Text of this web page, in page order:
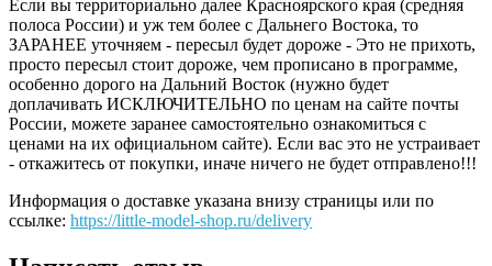
Если вы территориально далее Красноярского края (средняя
полоса России) и уж тем более с Дальнего Востока, то
ЗАРАНЕЕ уточняем - пересыл будет дороже - Это не прихоть,
просто пересыл стоит дороже, чем прописано в программе,
особенно дорого на Дальний Восток (нужно будет
доплачивать ИСКЛЮЧИТЕЛЬНО по ценам на сайте почты
России, можете заранее самостоятельно ознакомиться с
ценами на их официальном сайте). Если вас это не устраивает
- откажитесь от покупки, иначе ничего не будет отправлено!!!
Информация о доставке указана внизу страницы или по
ссылке: https://little-model-shop.ru/delivery